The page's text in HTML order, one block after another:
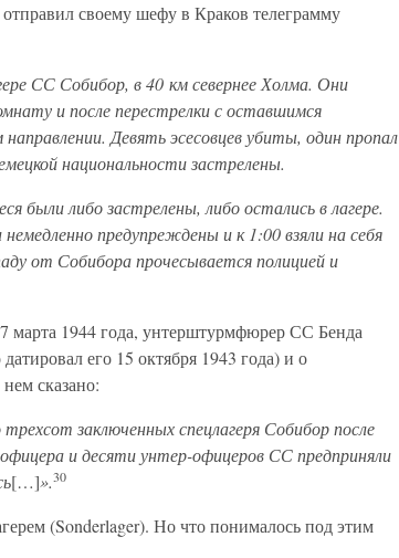
своему шефу в Краков телеграмму
СС Собибор, в 40 км севернее Холма. Они
и после перестрелки с оставшимся
Девять эсесовцев убиты, один пропал
национальности застрелены.
были либо застрелены, либо остались в лагере.
предупреждены и к 1:00 взяли на себя
от Собибора прочесывается полицией и
марта 1944 года, унтерштурмфюрер СС Бенда
его 15 октября 1943 года) и о
сказано:
заключенных спецлагеря Собибор после
и десяти унтер-офицеров СС предприняли
[…]».30
(Sonderlager). Но что понималось под этим